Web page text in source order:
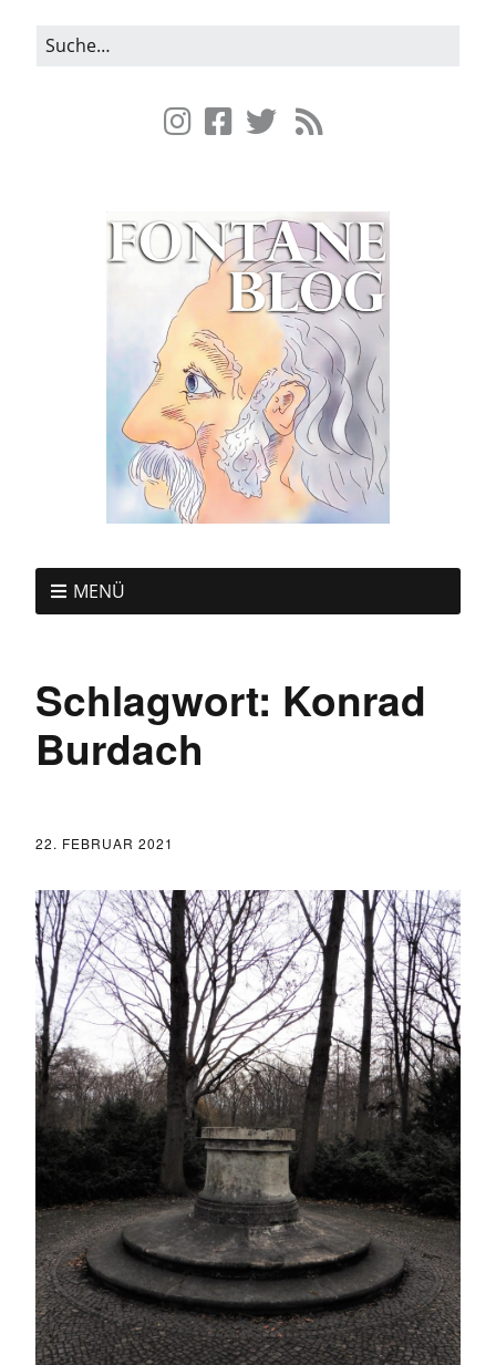
MENÜ
Schlagwort: Konrad
Burdach
22. FEBRUAR 2021